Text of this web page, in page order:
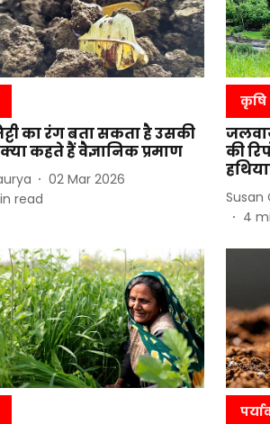
का रंग बता सकता है उसकी
कहते हैं वैज्ञानिक प्रमाण
02 Mar 2026
read
कृषि
की
Susan
4